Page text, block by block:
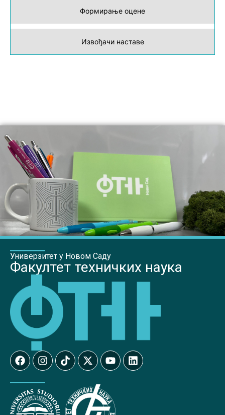
Формирање оцене
Извођачи наставе
Универзитет у Новом Саду
Факултет техничких наука